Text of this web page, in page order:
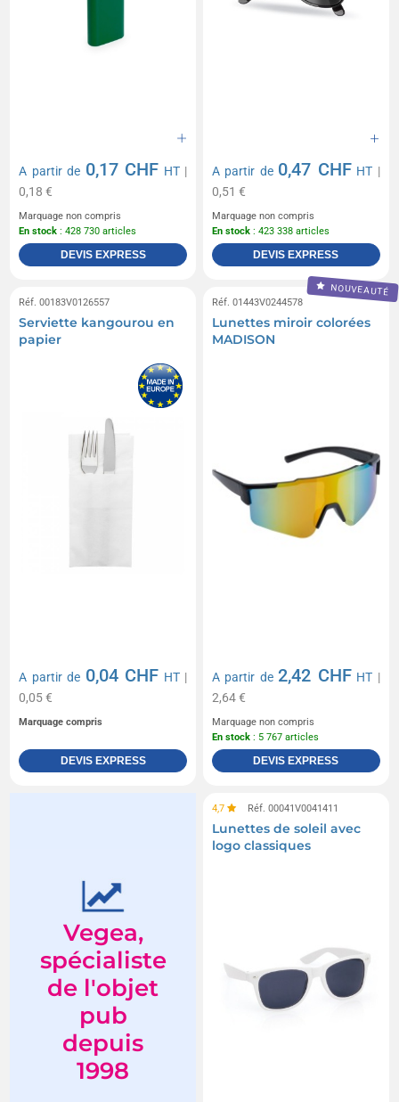
A partir de 0,17 CHF HT|
0,18 €
Marquage non compris
En stock : 428 730 articles
DEVIS EXPRESS
A partir de 0,47 CHF HT |
0,51 €
Marquage non compris
En stock : 423 338 articles
DEVIS EXPRESS
Réf. 00183V0126557
Serviette kangourou en
papier
A partir de 0,04 CHF HT|
0,05 €
Marquage compris
DEVIS EXPRESS
NOUVEAUTÉ
Réf. 01443V0244578
Lunettes miroir colorées
MADISON
A partir de2,42 CHF HT |
2,64 €
Marquage non compris
En stock : 5 767 articles
DEVIS EXPRESS
Vegea,
spécialiste
de l'objet
pub
depuis
1998
4,7 Réf. 00041V0041411
Lunettes de soleil avec
logo classiques